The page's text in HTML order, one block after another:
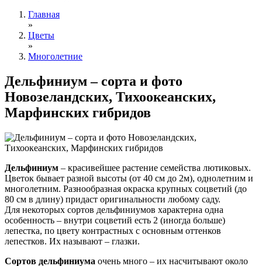
Главная
»
Цветы
»
Многолетние
Дельфиниум – сорта и фото
Новозеландских, Тихоокеанских,
Марфинских гибридов
Дельфиниум – красивейшее растение семейства лютиковых.
Цветок бывает разной высоты (от 40 см до 2м), однолетним и
многолетним. Разнообразная окраска крупных соцветий (до
80 см в длину) придаст оригинальности любому саду.
Для некоторых сортов дельфиниумов характерна одна
особенность – внутри соцветий есть 2 (иногда больше)
лепестка, по цвету контрастных с основным оттенков
лепестков. Их называют – глазки.
Сортов дельфиниума очень много – их насчитывают около